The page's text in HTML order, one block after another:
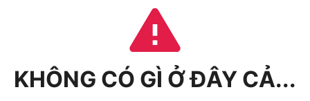
KHÔNG CÓ GÌ Ở ĐÂY CẢ...